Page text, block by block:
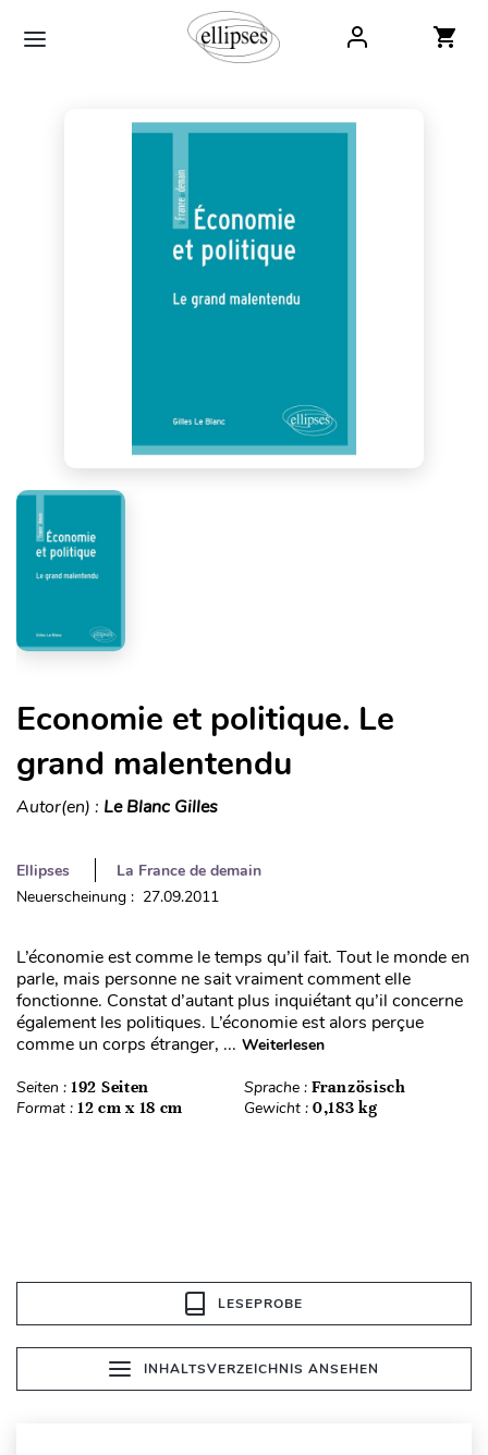
Economie et politique. Le
grand malentendu
Autor(en) : Le Blanc Gilles
Ellipses
La France de demain
Neuerscheinung : 27.09.2011
L’économie est comme le temps qu’il fait. Tout le monde en
parle, mais personne ne sait vraiment comment elle
fonctionne. Constat d’autant plus inquiétant qu’il concerne
également les politiques. L’économie est alors perçue
comme un corps étranger, ... Weiterlesen
Seiten : 192 Seiten Sprache : Französisch
Format : 12 cm x 18 cm Gewicht : 0,183 kg
LESEPROBE
INHALTSVERZEICHNIS ANSEHEN